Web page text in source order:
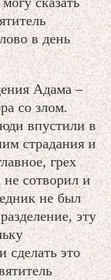
в день
Адама –
со злом.
впустили в
страдания и
грех
сотворил и
не был
эту
сделать это